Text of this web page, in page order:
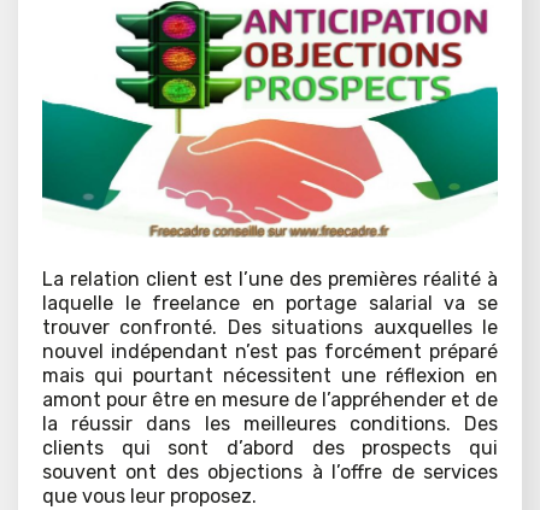
La relation client est l’une des premières réalité à
laquelle le freelance en portage salarial va se
trouver confronté. Des situations auxquelles le
nouvel indépendant n’est pas forcément préparé
mais qui pourtant nécessitent une réflexion en
amont pour être en mesure de l’appréhender et de
la réussir dans les meilleures conditions. Des
clients qui sont d’abord des prospects qui
souvent ont des objections à l’offre de services
que vous leur proposez.